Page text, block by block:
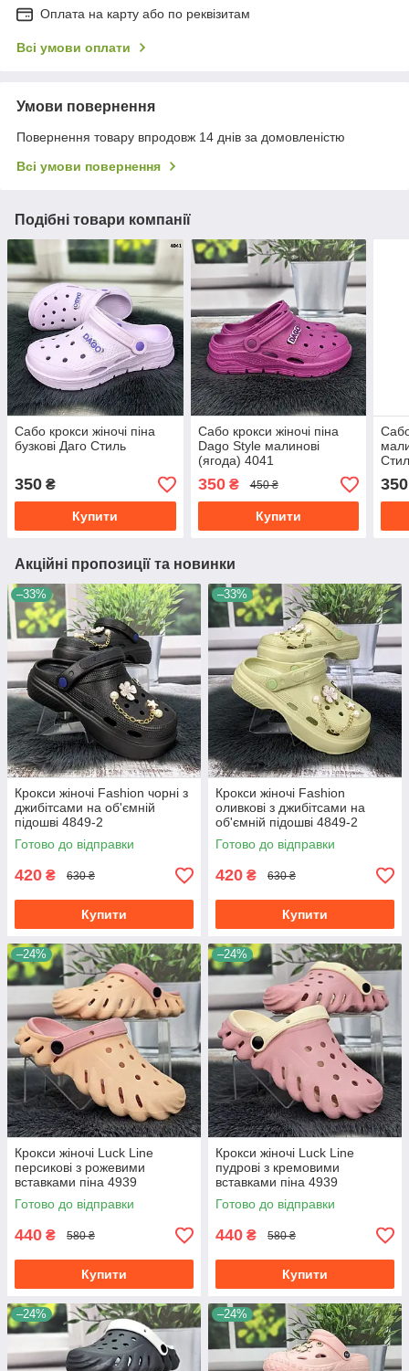
Оплата на карту або по реквізитам
Всі умови оплати
Умови повернення
Повернення товару впродовж 14 днів за домовленістю
Всі умови повернення
Подібні товари компанії
Сабо крокси жіночі піна
бузкові Даго Стиль
350 ₴
Купити
Сабо крокси жіночі піна
Dago Style малинові
(ягода) 4041
350₴ 450 ₴
Купити
350
Акційні пропозиції та новинки
–33%
Крокси жіночі Fashion чорні з
джибітсами на об'ємній
підошві 4849-2
Готово до відправки
420 ₴ 630 ₴
Купити
–33%
Крокси жіночі Fashion
оливкові з джибітсами на
об'ємній підошві 4849-2
Готово до відправки
420 ₴ 630 ₴
Купити
–24%
Крокси жіночі Luck Line
персикові з рожевими
вставками піна 4939
Готово до відправки
440 ₴ 580 ₴
Купити
–24%
Крокси жіночі Luck Line
пудрові з кремовими
вставками піна 4939
Готово до відправки
440 ₴ 580 ₴
Купити
–24% –24%